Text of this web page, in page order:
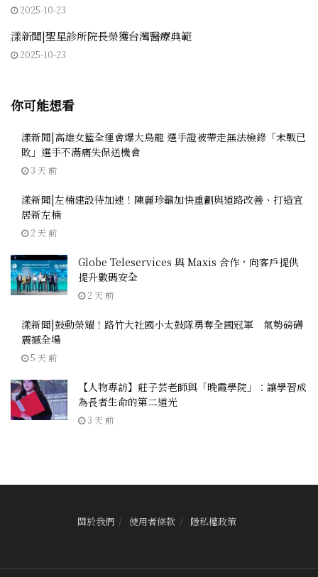
2025-10-23
漾新聞|聖星診所院長榮獲台灣醫療典範
2025-10-23
你可能想看
漾新聞|高雄女籃全運會爆大烏龍 選手證被帶走無法檢錄「未戰已
敗」選手不滿痛失保送機會
3 天 前
漾新聞|左楠建設待加速！陳麗珍籲加快重劃與道路改善、打造宜
居新左楠
2 天 前
Globe Teleservices 與 Maxis 合作，向客戶提供
提升數碼安全
2 天 前
漾新聞|鼓動榮耀！路竹大社國小太鼓隊勇奪全國冠軍 氣勢磅礡
震撼全場
5 天 前
【人物專訪】莊子芸老師與「晚霞學院」：讓學習成
為長者生命的第二道光
3 天 前
關於我們 使用者條款 隱私權政策